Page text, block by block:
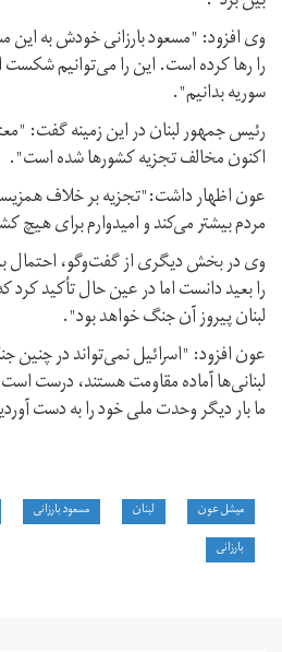
وی افزود: "مسعود بارزانی خودش به این
را رها کرده است. این را می‌توانیم
سوریه بدانیم".
رئیس جمهور لبنان در این زمینه گفت:
اکنون مخالف تجزیه کشورها شده‌ است".
عون اظهار داشت:"تجزیه بر خلاف
مردم بیشتر می‌کند و امیدوارم برای هیچ
وی در بخش دیگری از گفت‌وگو، احتمال
را بعید دانست اما در عین حال تأکید کرد
لبنان پیروز آن جنگ خواهد بود".
عون افزود: "اسرائیل نمی‌تواند در چنین
لبنانی‌ها آماده مقاومت هستند، درست
ما بار دیگر وحدت ملی خود را به دست
میشل عون لبنان مسعود بارزانی
بارزانی